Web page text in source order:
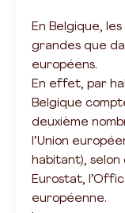
En Belgique,
grandes que
européens.
En effet, par
Belgique
deuxième
l’Union
habitant), selon
Eurostat,
européenne.